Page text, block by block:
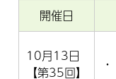
開催日
10月13日
【第35回】